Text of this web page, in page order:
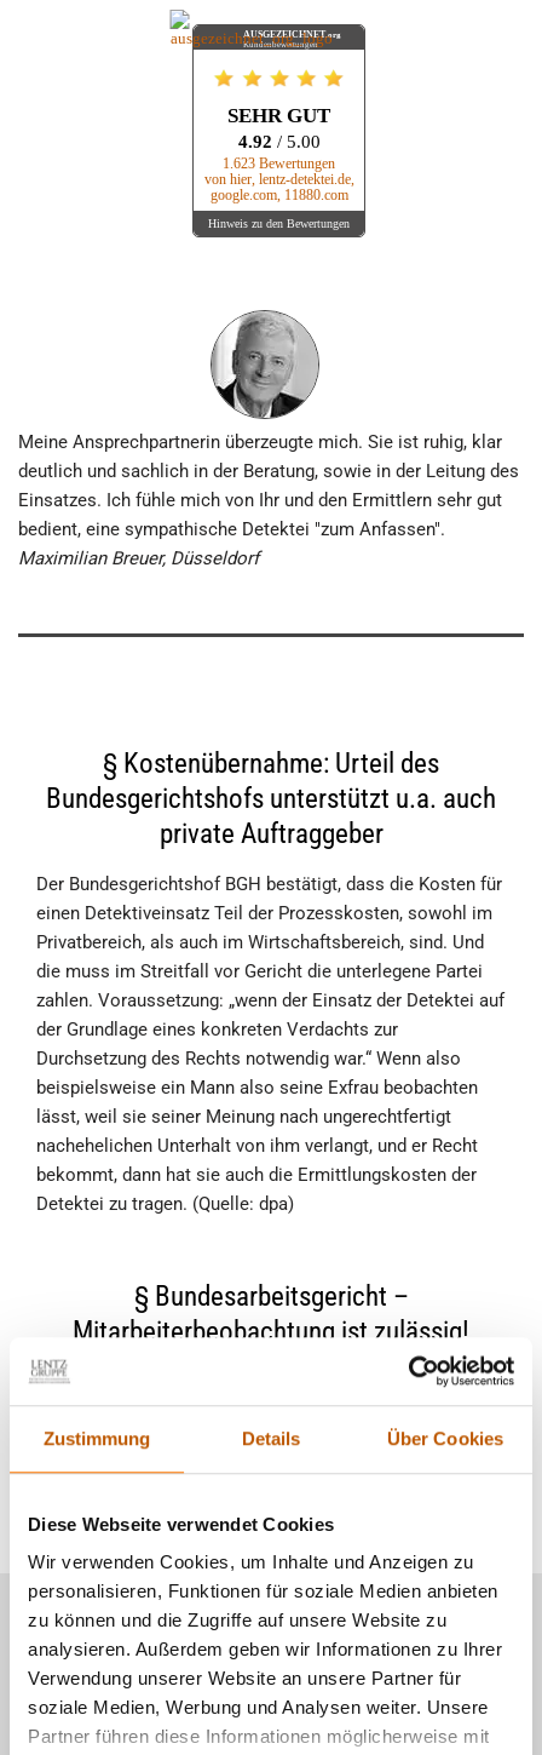
Zustimmung Details Über Cookies
Diese Webseite verwendet Cookies
Wir verwenden Cookies, um Inhalte und Anzeigen zu
personalisieren, Funktionen für soziale Medien anbieten
zu können und die Zugriffe auf unsere Website zu
analysieren. Außerdem geben wir Informationen zu Ihrer
Verwendung unserer Website an unsere Partner für
soziale Medien, Werbung und Analysen weiter. Unsere
Partner führen diese Informationen möglicherweise mit
AUSGEZEICHNET.org
Kundenbewertungen
SEHR GUT
4.92 / 5.00
1.623 Bewertungen
von hier, lentz-detektei.de,
google.com, 11880.com
Hinweis zu den Bewertungen
Meine Ansprechpartnerin überzeugte mich. Sie ist ruhig, klar
deutlich und sachlich in der Beratung, sowie in der Leitung des
Einsatzes. Ich fühle mich von Ihr und den Ermittlern sehr gut
bedient, eine sympathische Detektei "zum Anfassen".
Maximilian Breuer, Düsseldorf
§ Kostenübernahme: Urteil des
Bundesgerichtshofs unterstützt u.a. auch
private Auftraggeber
Der Bundesgerichtshof BGH bestätigt, dass die Kosten für
einen Detektiveinsatz Teil der Prozesskosten, sowohl im
Privatbereich, als auch im Wirtschaftsbereich, sind. Und
die muss im Streitfall vor Gericht die unterlegene Partei
zahlen. Voraussetzung: „wenn der Einsatz der Detektei auf
der Grundlage eines konkreten Verdachts zur
Durchsetzung des Rechts notwendig war.“ Wenn also
beispielsweise ein Mann also seine Exfrau beobachten
lässt, weil sie seiner Meinung nach ungerechtfertigt
nachehelichen Unterhalt von ihm verlangt, und er Recht
bekommt, dann hat sie auch die Ermittlungskosten der
Detektei zu tragen. (Quelle: dpa)
§ Bundesarbeitsgericht –
Mitarbeiterbeobachtung ist zulässig!
Das BAG – Bundesarbeitsgericht hat mit dem Urteil vom
19. Februar 2015 festgestellt, dass die Observation von
Mitarbeitern im Krankheitsfall weiterhin durchgeführt
werden darf, sofern einbegründeter Verdacht